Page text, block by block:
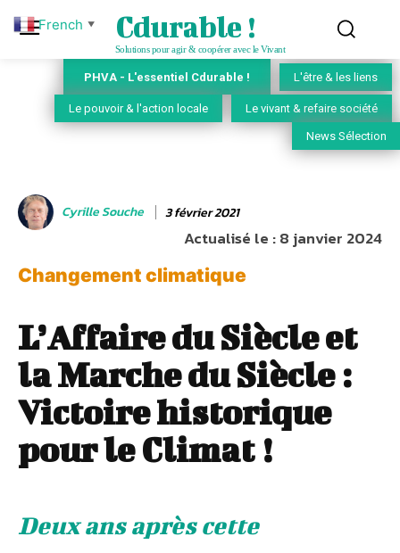
Cdurable !
Solutions pour agir & coopérer avec le Vivant
PHVA - L'essentiel Cdurable ! L'être & les liens
Le pouvoir & l'action locale Le vivant & refaire société
News Sélection
Cyrille Souche 3 février 2021
Actualisé le :8 janvier 2024
Changement climatique
L’Affaire du Siècle et
la Marche du Siècle :
Victoire historique
pour le Climat !
Deux ans après cette
French ▼